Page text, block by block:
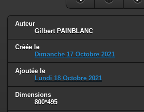
Auteur
Gilbert PAINBLANC
Créée le
Dimanche 17 Octobre 2021
Ajoutée le
Lundi 18 Octobre 2021
Dimensions
800*495